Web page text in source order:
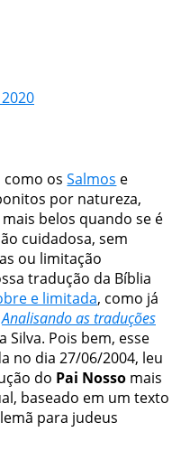
como osSalmos e
por natureza,
belos quando se é
cuidadosa, sem
ou limitação
tradução da Bíblia
e limitada, como já
Analisando as traduções
Silva. Pois bem, esse
no dia 27/06/2004, leu
do Pai Nosso mais
baseado em um texto
para judeus